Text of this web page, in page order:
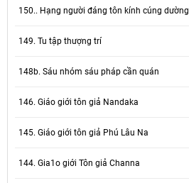
150.. Hạng người đáng tôn kính cúng dường
149. Tu tập thượng trí
148b. Sáu nhóm sáu pháp cần quán
146. Giáo giới tôn giả Nandaka
145. Giáo giới tôn giả Phú Lâu Na
144. Gia1o giới Tôn giả Channa